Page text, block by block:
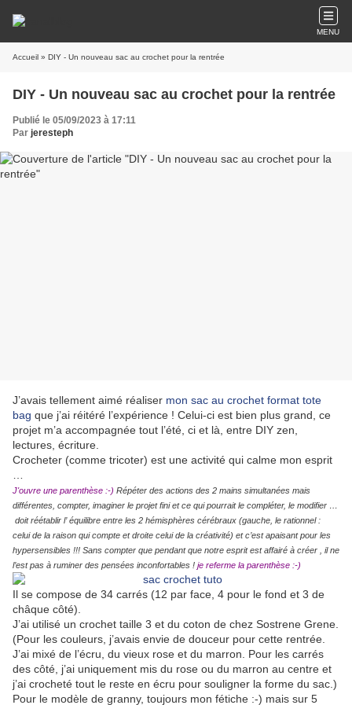
MENU
Accueil » DIY - Un nouveau sac au crochet pour la rentrée
DIY - Un nouveau sac au crochet pour la rentrée
Publié le 05/09/2023 à 17:11
Par jeresteph
J’avais tellement aimé réaliser mon sac au crochet format tote
bag que j’ai réitéré l’expérience ! Celui-ci est bien plus grand, ce
projet m’a accompagnée tout l’été, ci et là, entre DIY zen,
lectures, écriture.
Crocheter (comme tricoter) est une activité qui calme mon esprit
J'ouvre une parenthèse :-) Répéter des actions des 2 mains simultanées mais
différentes, compter, imaginer le projet fini et ce qui pourrait le compléter, le modifier …
doit réétablir l’ équilibre entre les 2 hémisphères cérébraux (gauche, le rationnel :
celui de la raison qui compte et droite celui de la créativité) et c’est apaisant pour les
hypersensibles !!! Sans compter que pendant que notre esprit est affairé à créer , il ne
l’est pas à ruminer des pensées inconfortables ! je referme la parenthèse :-)
Il se compose de 34 carrés (12 par face, 4 pour le fond et 3 de
châque côté).
J’ai utilisé un crochet taille 3 et du coton de chez Sostrene Grene.
(Pour les couleurs, j’avais envie de douceur pour cette rentrée.
J’ai mixé de l’écru, du vieux rose et du marron. Pour les carrés
des côté, j’ai uniquement mis du rose ou du marron au centre et
j’ai crocheté tout le reste en écru pour souligner la forme du sac.)
Pour le modèle de granny, toujours mon fétiche :-) mais sur 5